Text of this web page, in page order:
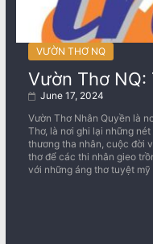
VƯỜN THƠ NQ
Vườn Thơ
June 17, 2024
Vườn Thơ Nhân Quyền là
Thơ, là nơi ghi lại những
thương tha nhân, cuộc đời
thơ để các thi nhân gieo
với những áng thơ tuyệt